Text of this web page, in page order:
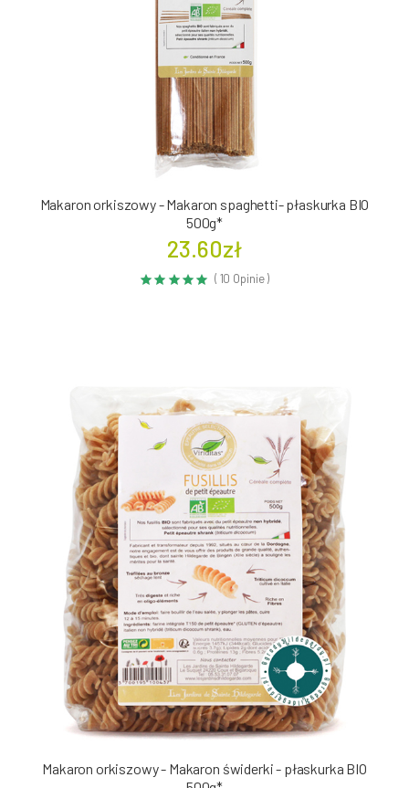
Makaron orkiszowy - Makaron spaghetti- płaskurka BIO
500g*
23.60zł
( 10 Opinie )
Makaron orkiszowy - Makaron świderki - płaskurka BIO